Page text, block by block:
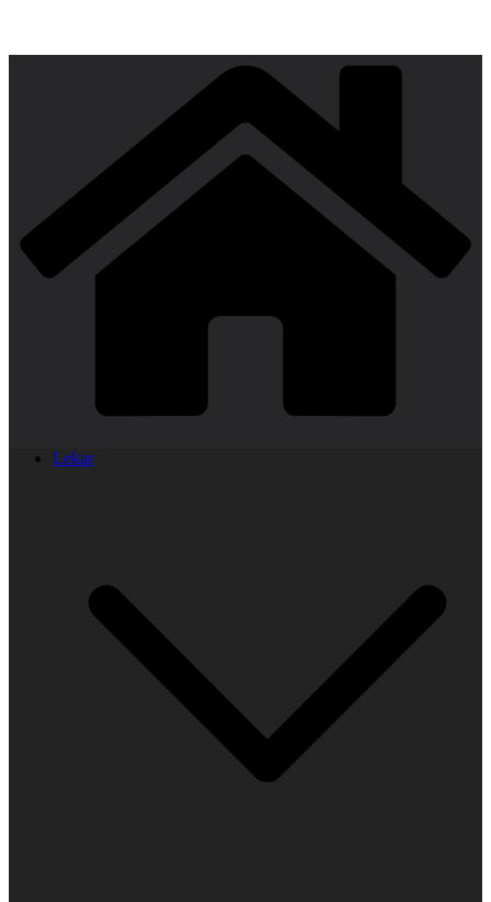
Lekar